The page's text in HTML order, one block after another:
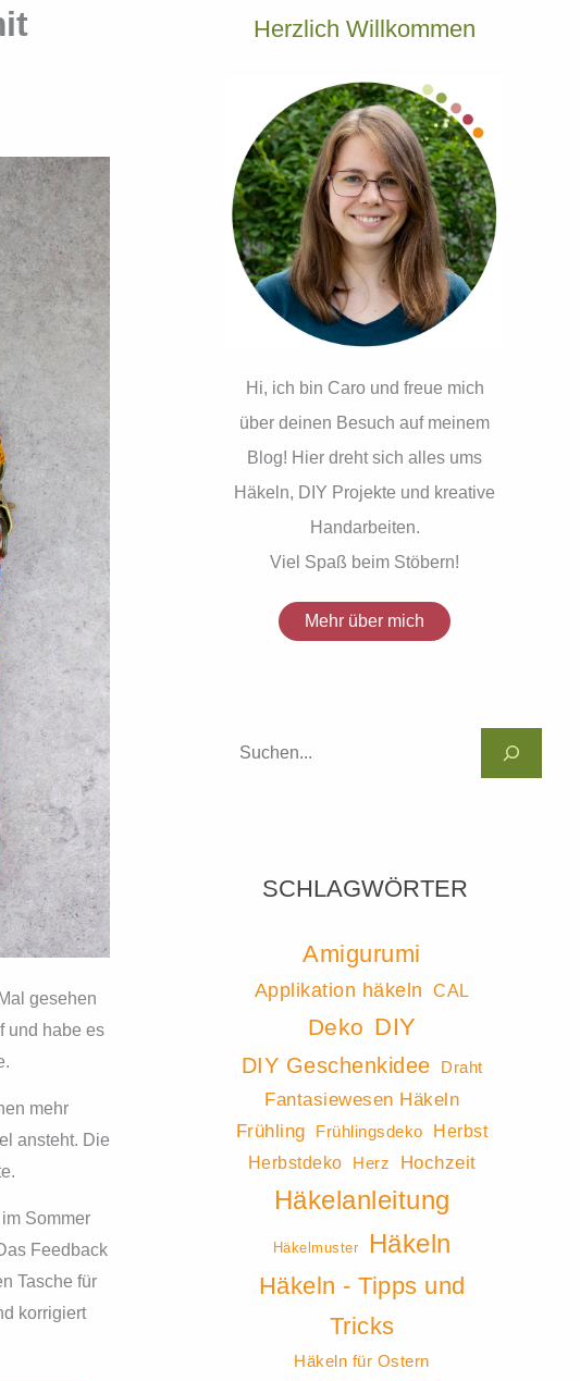
gesehen
und habe es
mehr
ansteht. Die
Sommer
Feedback
Tasche für
korrigiert
Herzlich Willkommen
Hi, ich bin Caro und freue mich
über deinen Besuch auf meinem
Blog! Hier dreht sich alles ums
Häkeln, DIY Projekte und kreative
Handarbeiten.
Viel Spaß beim Stöbern!
Mehr über mich
SCHLAGWÖRTER
Amigurumi
Applikation häkeln CAL
Deko DIY
DIY Geschenkidee Draht
Fantasiewesen Häkeln
Frühling
Frühlingsdeko
Herbst
Herbstdeko
Herz Hochzeit
Häkelanleitung
Häkelmuster Häkeln
Häkeln - Tipps und
Tricks
Häkeln für Ostern